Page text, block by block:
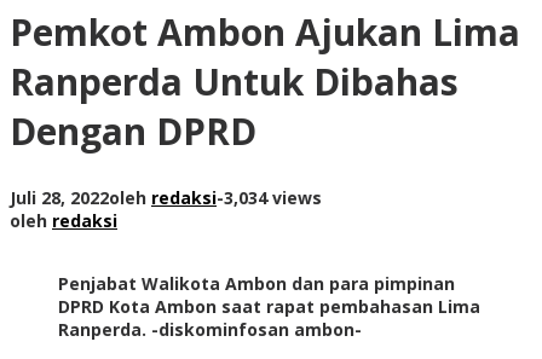
Pemkot Ambon Ajukan Lima
Ranperda Untuk Dibahas
Dengan DPRD
Juli 28, 2022oleh redaksi-3,034 views
oleh redaksi
Penjabat Walikota Ambon dan para pimpinan
DPRD Kota Ambon saat rapat pembahasan Lima
Ranperda. -diskominfosan ambon-